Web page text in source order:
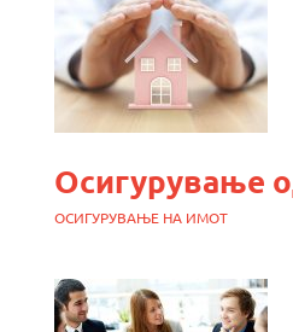
Осигурување
ОСИГУРУВАЊЕ НА ИМОТ